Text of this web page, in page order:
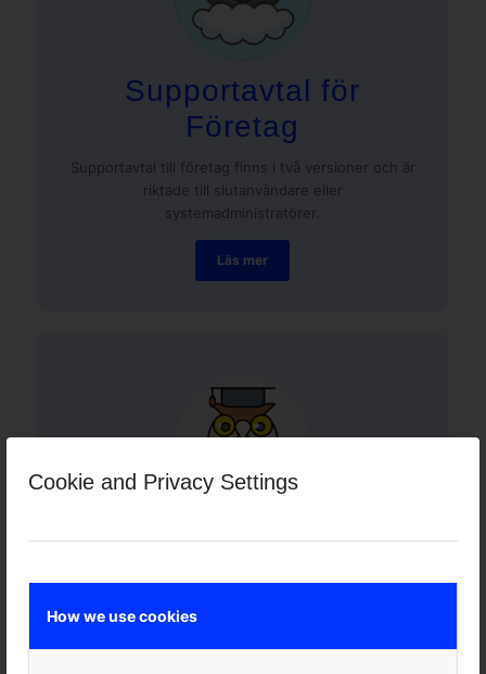
Cookie and Privacy Settings
How we use cookies
Supportavtal för
Företag
Supportavtal till företag finns i två versioner och är
riktade till slutanvändare eller
systemadministratörer.
Läs mer
Supportavtal för Skola
anpassade till de behov som finns i skolor och riktar